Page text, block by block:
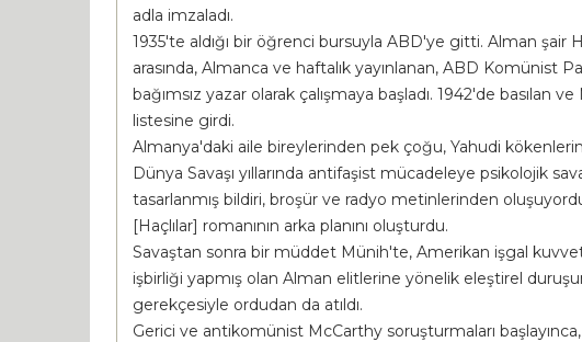
adla imzaladı.
1935'te aldığı bir öğrenci bursuyla ABD'ye gitti. Alman şair
arasında, Almanca ve haftalık yayınlanan, ABD Komünist
bağımsız yazar olarak çalışmaya başladı. 1942'de basılan
listesine girdi.
Almanya'daki aile bireylerinden pek çoğu, Yahudi
Dünya Savaşı yıllarında antifaşist mücadeleye psikolojik
tasarlanmış bildiri, broşür ve radyo metinlerinden
[Haçlılar] romanının arka planını oluşturdu.
Savaştan sonra bir müddet Münih'te, Amerikan işgal
işbirliği yapmış olan Alman elitlerine yönelik eleştirel
gerekçesiyle ordudan da atıldı.
Gerici ve antikomünist McCarthy soruşturmaları